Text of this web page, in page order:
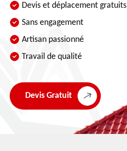
Devis et déplacement gratuits
Sans engagement
Artisan passionné
Travail de qualité
Devis Gratuit